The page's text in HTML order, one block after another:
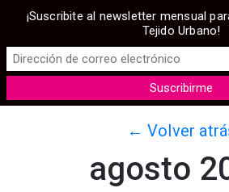
← Volver
agosto
¡Suscribite al newsletter mensual
Tejido Urbano!